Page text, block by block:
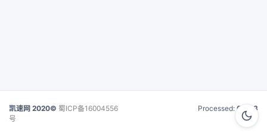
凯速网 2020© 蜀ICP备16004556
号
Processed:0.043